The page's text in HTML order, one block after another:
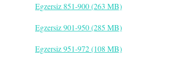
Egzersiz 851-900 (263 MB)
Egzersiz 901-950 (285 MB)
Egzersiz 951-972 (108 MB)